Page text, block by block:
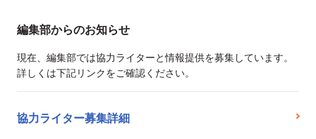
編集部からのお知らせ
現在、編集部では協力ライターと情報提供を募集しています。
詳しくは下記リンクをご確認ください。
協力ライター募集詳細